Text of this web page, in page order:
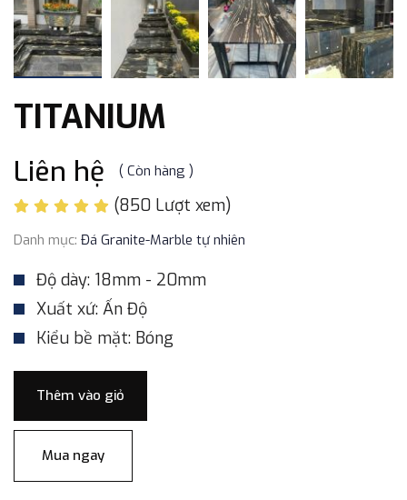
TITANIUM
Liên hệ ( Còn hàng )
(850 Lượt xem)
Danh mục: Đá Granite-Marble tự nhiên
Độ dày: 18mm - 20mm
Xuất xứ: Ấn Độ
Kiểu bề mặt: Bóng
Thêm vào giỏ
Mua ngay